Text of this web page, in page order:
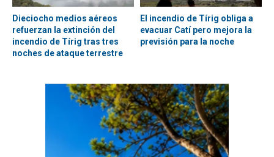
Dieciocho medios aéreos
refuerzan la extinción del
incendio de Tírig tras tres
noches de ataque terrestre
El incendio de Tírig obliga a
evacuar Catí pero mejora la
previsión para la noche